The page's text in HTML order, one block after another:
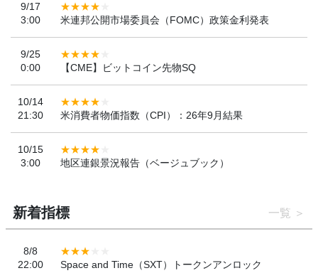
9/17
3:00
米連邦公開市場委員会（FOMC）政策金利発表
9/25
0:00
【CME】ビットコイン先物SQ
10/14
21:30
米消費者物価指数（CPI）：26年9月結果
10/15
3:00
地区連銀景況報告（ベージュブック）
新着指標 一覧
8/8
22:00
Space and Time（SXT）トークンアンロック